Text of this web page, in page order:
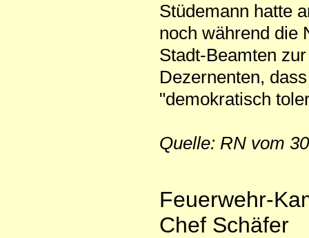
Stüdemann hatte
noch während die
Stadt-Beamten
Dezernenten,
"demokratisch
Quelle: RN vom
Feuerwehr-
Chef Schäfer